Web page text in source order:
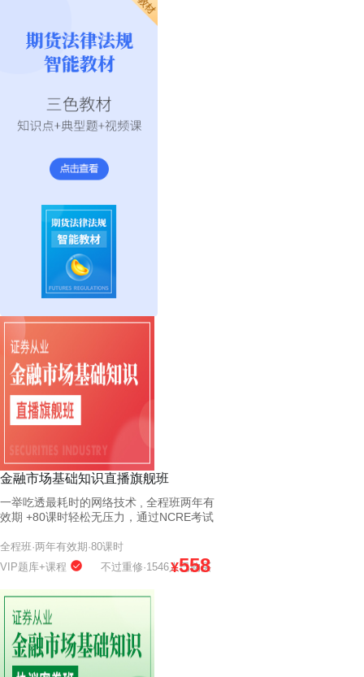
金融市场基础知识直播旗舰班
一举吃透最耗时的网络技术 , 全程班两年有
效期 +80课时轻松无压力，通过NCRE考试
全程班·两年有效期·80课时
VIP题库+课程
不过重修·1546人已购买
¥558